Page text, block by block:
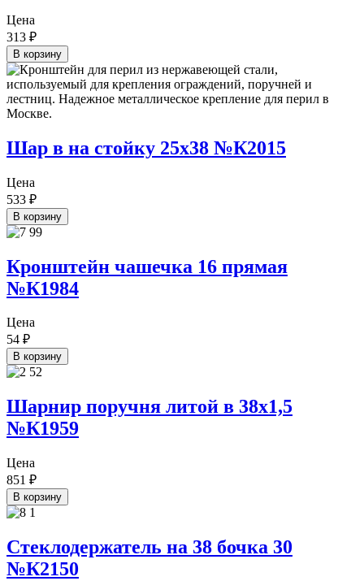
Цена
313 ₽
В корзину
Шар в на стойку 25х38 №К2015
Цена
533 ₽
В корзину
Кронштейн чашечка 16 прямая
№К1984
Цена
54 ₽
В корзину
Шарнир поручня литой в 38х1,5
№К1959
Цена
851 ₽
В корзину
Стеклодержатель на 38 бочка 30
№К2150